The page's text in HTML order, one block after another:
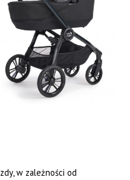
w zależności od